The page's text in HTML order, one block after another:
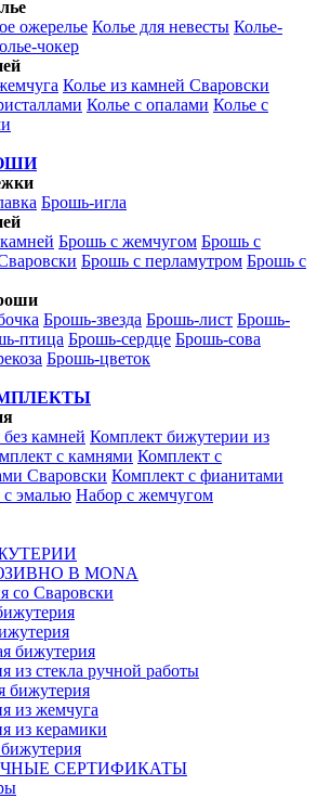
ожерелье Колье для невесты Колье-
чокер
Колье из камней Сваровски
Колье с опалами Колье с
Брошь-игла
Брошь с жемчугом Брошь с
Брошь с перламутром Брошь с
Брошь-звезда Брошь-лист Брошь-
птица Брошь-сердце Брошь-сова
Брошь-цветок
камней Комплект бижутерии из
с камнями Комплект с
Сваровски Комплект с фианитами
эмалью Набор с жемчугом
В MONA
со Сваровски
бижутерия
из стекла ручной работы
бижутерия
из жемчуга
из керамики
СЕРТИФИКАТЫ